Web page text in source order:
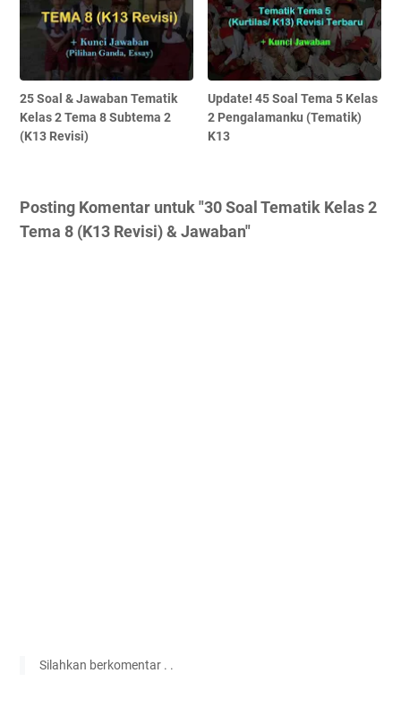
25 Soal & Jawaban Tematik
Kelas 2 Tema 8 Subtema 2
(K13 Revisi)
Update! 45 Soal Tema 5 Kelas
2 Pengalamanku (Tematik)
K13
Posting Komentar untuk "30 Soal Tematik Kelas 2
Tema 8 (K13 Revisi) & Jawaban"
Silahkan berkomentar . .